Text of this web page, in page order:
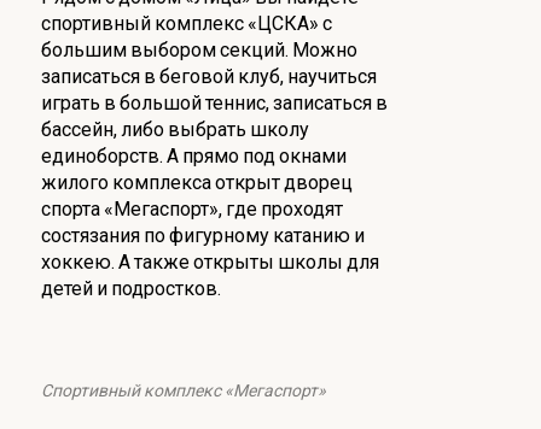
спортивный комплекс «ЦСКА» с
большим выбором секций. Можно
записаться в беговой клуб, научиться
играть в большой теннис, записаться в
бассейн, либо выбрать школу
единоборств. А прямо под окнами
жилого комплекса открыт дворец
спорта «Мегаспорт», где проходят
состязания по фигурному катанию и
хоккею. А также открыты школы для
детей и подростков.
Спортивный комплекс «Мегаспорт»